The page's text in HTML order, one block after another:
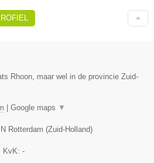
Rhoon, maar wel in de provincie Zuid-
Google maps ▼
Rotterdam (Zuid-Holland)
KvK: -